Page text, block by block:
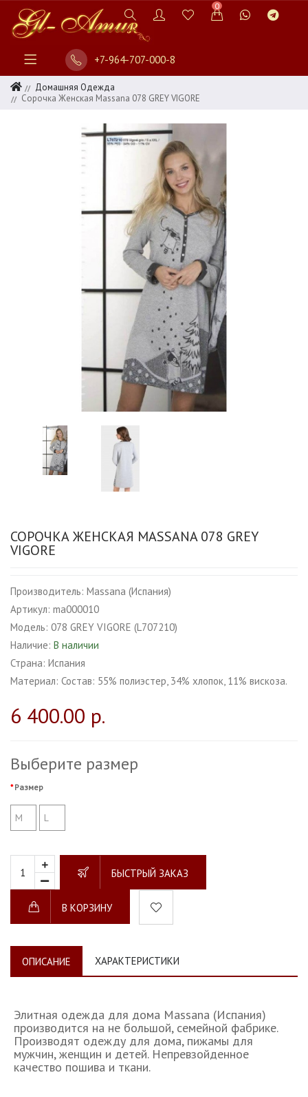
0
+7-964-707-000-8
Домашняя Одежда
Сорочка Женская Massana 078 GREY VIGORE
СОРОЧКА ЖЕНСКАЯ MASSANA 078 GREY
VIGORE
Производитель: Massana (Испания)
Артикул: ma000010
Модель: 078 GREY VIGORE (L707210)
Наличие: В наличии
Страна: Испания
Материал: Состав: 55% полиэстер, 34% хлопок, 11% вискоза.
6 400.00 р.
Выберите размер
Размер
M L
БЫСТРЫЙ ЗАКАЗ
В КОРЗИНУ
ОПИСАНИЕ ХАРАКТЕРИСТИКИ
Элитная одежда для дома Massana (Испания)
производится на не большой, семейной фабрике.
Производят одежду для дома, пижамы для
мужчин, женщин и детей. Непревзойденное
качество пошива и ткани.